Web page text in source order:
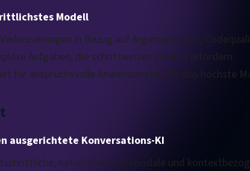
Modell
in Bezug auf Argumentation,
Aufgaben, die schrittweises Denken erfordern.
für anspruchsvolle Anwendungen, die das höchste
ausgerichtete Konversations-KI
natürliche, multimodale und